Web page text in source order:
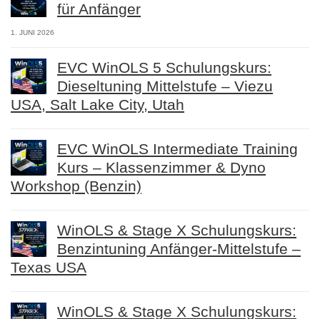
für Anfänger
1. JUNI 2026
EVC WinOLS 5 Schulungskurs:
Dieseltuning Mittelstufe – Viezu
USA, Salt Lake City, Utah
EVC WinOLS Intermediate Training
Kurs – Klassenzimmer & Dyno
Workshop (Benzin)
WinOLS & Stage X Schulungskurs:
Benzintuning Anfänger-Mittelstufe –
Texas USA
WinOLS & Stage X Schulungskurs: